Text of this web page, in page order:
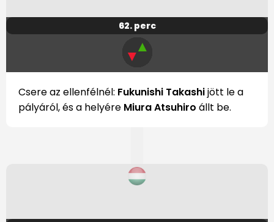
62. perc
▼▲
Csere az ellenfélnél: Fukunishi Takashijött le a
pályáról, és a helyére Miura Atsuhiro állt be.